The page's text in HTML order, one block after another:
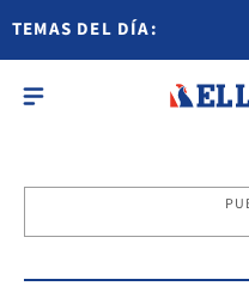
TEMAS DEL DÍA: